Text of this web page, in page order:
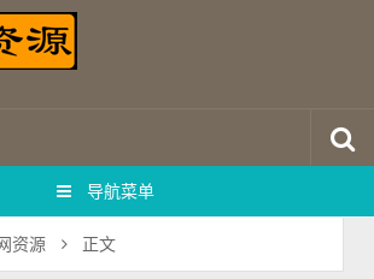
导航菜单
资源 正文